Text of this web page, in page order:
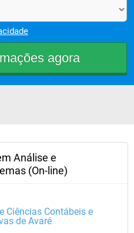
Análise e
(On-line)
Ciências Contábeis e
de Avaré